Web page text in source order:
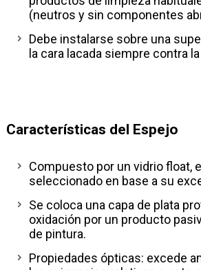
(neutros y sin componentes
Debe instalarse sobre una
la cara lacada siempre contra
Características del Espejo
Compuesto por un vidrio float,
seleccionado en base a su
Se coloca una capa de plata
oxidación por un producto
de pintura.
Propiedades ópticas: excede